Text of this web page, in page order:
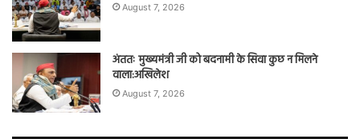
August 7, 2026
अंततः मुख्यमंत्री जी को बदनामी के सिवा कुछ न मिलने
वाला:अखिलेश
August 7, 2026